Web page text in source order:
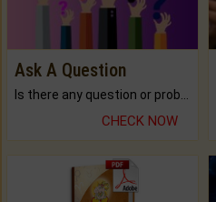
Ask A Question
Is there any question or problem lingering.
CHECK NOW